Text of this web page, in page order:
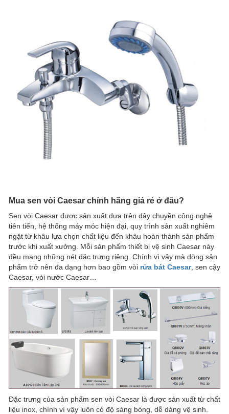
Mua sen vòi Caesar chính hãng giá rẻ ở đâu?
Sen vòi Caesar được sản xuất dựa trên dây chuyền công nghệ
tiên tiến, hệ thống máy móc hiện đại, quy trình sản xuất nghiêm
ngặt từ khâu lựa chọn chất liệu đến khâu hoàn thành sản phẩm
trước khi xuất xưởng. Mỗi sản phẩm thiết bị vệ sinh Caesar này
đều mang những nét đặc trưng riêng. Chính vì vậy mà dòng sản
phẩm trở nên đa dạng hơn bao gồm vòi rửa bát Caesar, sen cậy
Caesar, vòi nước Caesar…
Đặc trưng của sản phẩm sen vòi Caesar là được sản xuất từ chất
liệu inox, chính vì vậy luôn có độ sáng bóng, dễ dàng vệ sinh.